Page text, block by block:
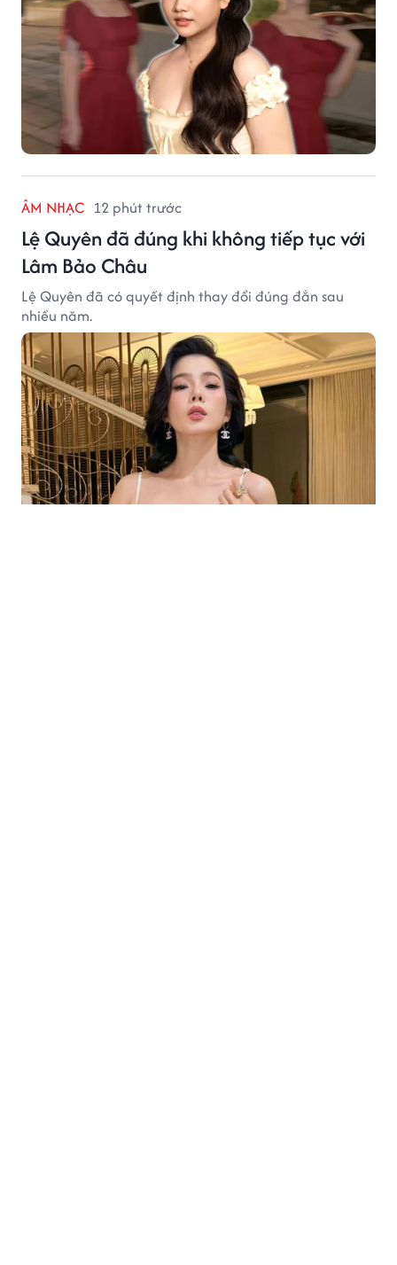
ÂM NHẠC 12 phút trước
Lệ Quyên đã đúng khi không tiếp tục với
Lâm Bảo Châu
Lệ Quyên đã có quyết định thay đổi đúng đắn sau
nhiều năm.